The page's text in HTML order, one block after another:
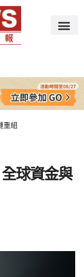
重組
球資金與